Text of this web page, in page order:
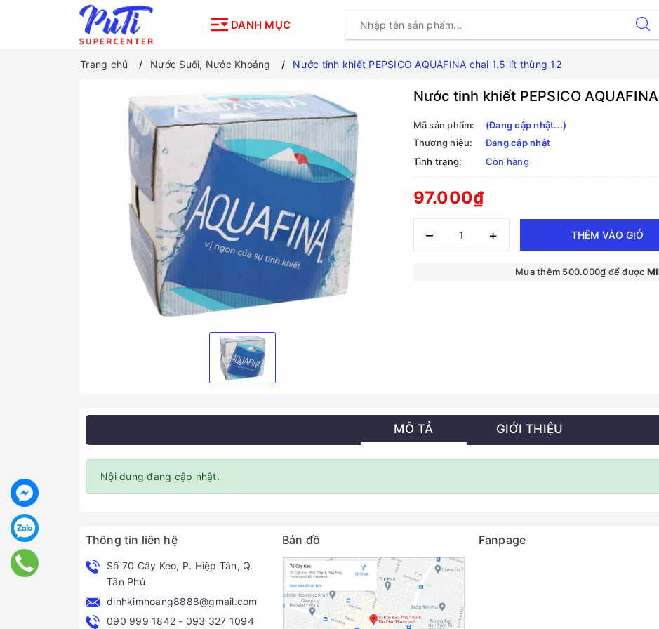
DANH MỤC
Trang chủ Nước Suối, Nước Khoáng Nước tinh khiết PEPSICO AQUAFINA chai 1.5 lít thùng 12
Nước tinh khiết PEPSICO
Mã sản phẩm:
(Đang cập nhật...)
Thương hiệu:
Đang cập nhật
Tình trạng:
Còn hàng
97.000₫
– + THÊM VÀO GIỎ
Mua thêm 500.000₫ để được
MÔ TẢ GIỚI THIỆU
Nội dung đang cập nhật.
Thông tin liên hệ
Số 70 Cây Keo, P. Hiệp Tân, Q.
Tân Phú
dinhkimhoang8888@gmail.com
090 999 1842 - 093 327 1094
Bản đồ Fanpage